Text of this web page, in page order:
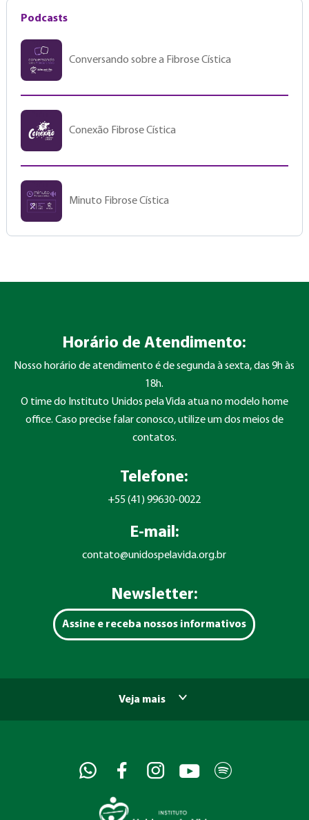
Podcasts
Conversando sobre a Fibrose Cística
Conexão Fibrose Cística
Minuto Fibrose Cística
Horário de Atendimento:
Nosso horário de atendimento é de segunda à sexta, das 9h às
18h.
O time do Instituto Unidos pela Vida atua no modelo home
office. Caso precise falar conosco, utilize um dos meios de
contatos.
Telefone:
+55 (41) 99630-0022
E-mail:
contato@unidospelavida.org.br
Newsletter:
Assine e receba nossos informativos
Veja mais